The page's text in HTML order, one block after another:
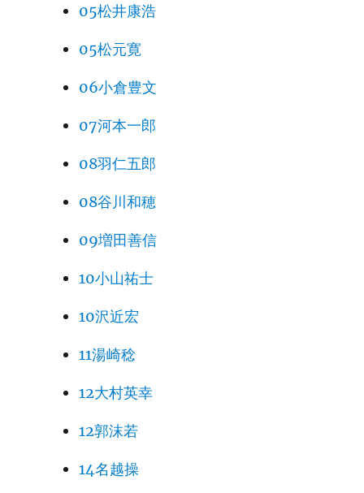
05松井康浩
05松元寛
06小倉豊文
07河本一郎
08羽仁五郎
08谷川和穂
09増田善信
10小山祐士
10沢近宏
11湯崎稔
12大村英幸
12郭沫若
14名越操